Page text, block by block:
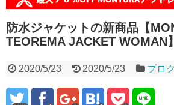
防水ジャケットの新商品【
TEOREMA JACKET WOMAN】
2020/5/23 2020/5/23 ブロ